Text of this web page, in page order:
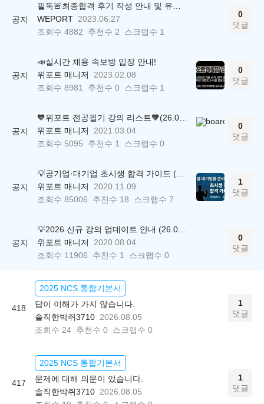
공지
WEPORT 2023.06.27
조회수 4882 추천수 2 스크랩수 1
0
댓글
공지
📣실시간 채용 속보방 입장 안내!
위포트 매니저
2023.02.08
조회수 8981 추천수 0 스크랩수 1
0
댓글
공지
위포트 매니저
2021.03.04
조회수 5095 추천수 1 스크랩수 0
0
댓글
공지
위포트 매니저
2020.11.09
조회수 85006 추천수 18 스크랩수 7
1
댓글
공지
위포트 매니저
2020.08.04
조회수 11906 추천수 1 스크랩수 0
0
댓글
418
2025 NCS 통합기본서
답이 이해가 가지 않습니다.
솔직한박쥐3710 2026.08.05
조회수 24 추천수 0 스크랩수 0
1
댓글
417
2025 NCS 통합기본서
문제에 대해 의문이 있습니다.
솔직한박쥐3710 2026.08.05
1
댓글